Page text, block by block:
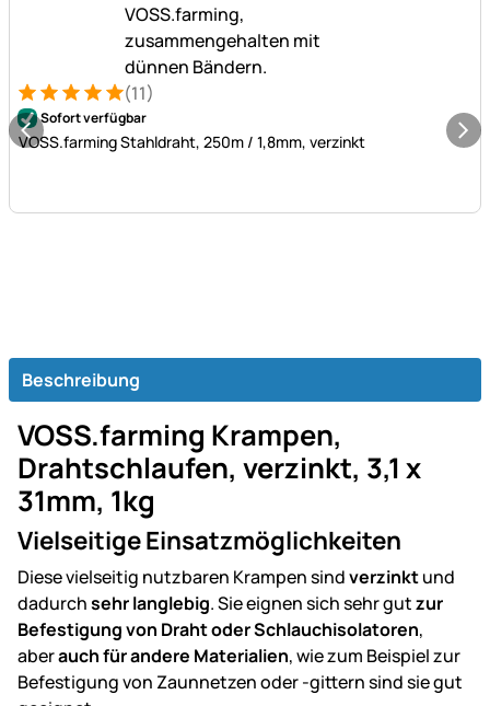
Bewertung: 5 von 5 (11 Bewertungen)
11 Bewertungen
(11)
Sofort verfügbar
VOSS.farming Stahldraht, 250m / 1,8mm, verzinkt
Beschreibung
VOSS.farming Krampen,
Drahtschlaufen, verzinkt, 3,1 x
31mm, 1kg
Vielseitige Einsatzmöglichkeiten
Diese vielseitig nutzbaren Krampen sindverzinktund
dadurchsehr langlebig. Sie eignen sich sehr gutzur
Befestigung von Draht oder Schlauchisolatoren,
aberauch für andere Materialien, wie zum Beispiel zur
Befestigung von Zaunnetzen oder -gittern sind sie gut